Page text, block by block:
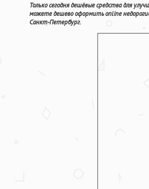
Только сегодня дешёвые средства для
можете дешево оформить online
Санкт-Петербург.